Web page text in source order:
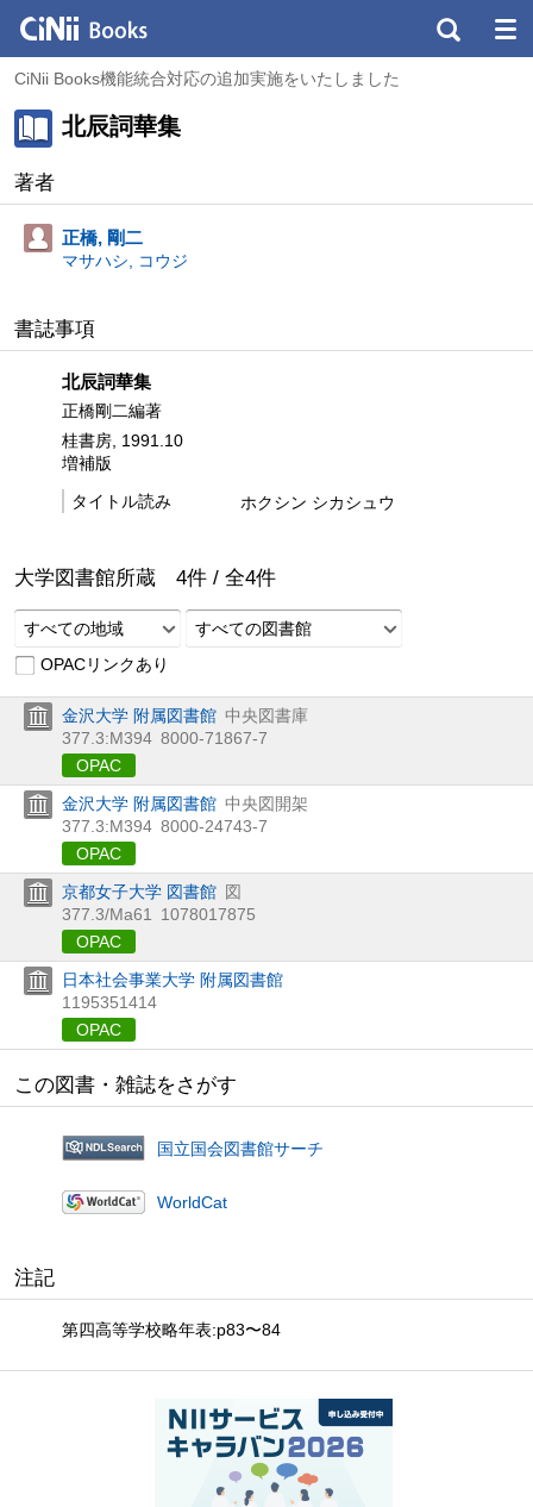
CiNii Books機能統合対応の追加実施をいたしました
北辰詞華集
著者
正橋, 剛二
マサハシ, コウジ
書誌事項
北辰詞華集
正橋剛二編著
桂書房, 1991.10
増補版
タイトル読み
ホクシン シカシュウ
大学図書館所蔵 4件 / 全4件
すべての地域
すべての図書館
OPACリンクあり
金沢大学 附属図書館 中央図書庫
377.3:M394 8000-71867-7
OPAC
金沢大学 附属図書館 中央図開架
377.3:M394 8000-24743-7
OPAC
京都女子大学 図書館 図
377.3/Ma61
1078017875
OPAC
日本社会事業大学 附属図書館
1195351414
OPAC
この図書・雑誌をさがす
国立国会図書館サーチ
WorldCat
注記
第四高等学校略年表:p83〜84